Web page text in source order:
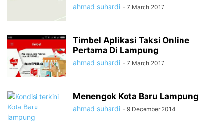
ahmad suhardi - 7 March 2017
Timbel Aplikasi Taksi Online
Pertama Di Lampung
ahmad suhardi - 7 March 2017
Menengok Kota Baru Lampung
ahmad suhardi - 9 December 2014